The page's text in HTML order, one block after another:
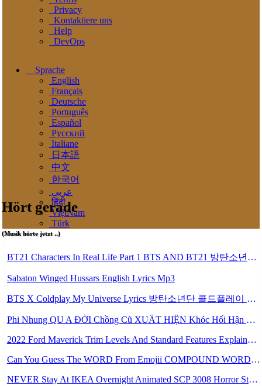
Privacy
Kontaktiere uns
Help
DevOps
Sprache
English
Français
Deutsche
Português
Español
Pусский
Italiane
日本語
中文
한국어
عربى
हिंदी
ViệtNam
Türk
Hört gerade
(Musik hörte jetzt ..)
BT21 Characters In Real Life Part 1 BTS AND BT21 방탄소년단 BT21 BT21아가들은 아빠조아 따라쟁이들 BTS Vs BT21 Mp3
Sabaton Winged Hussars English Lyrics Mp3
BTS X Coldplay My Universe Lyrics 방탄소년단 콜드플레이 My Universe 가사 Color Coded Lyrics Han Rom Eng Mp3
Phi Nhung QU A ĐỜI Chồng Cũ XUẤT HIỆN Khóc Hối Hận Vì Làm Điều KHỦNG KHIẾP Với Cô Mp3
2022 Ford Maverick Trim Levels And Standard Features Explained Mp3
Can You Guess The WORD From Emojii COMPOUND WORD EMOJII CHALLENGE 90 PEOPLE FAIL Guess Mp3
NEVER Stay At IKEA Overnight Animated SCP 3008 Horror Story Mp3